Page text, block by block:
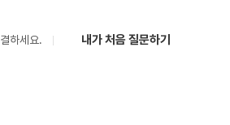
하세요. 내가 처음 질문하기